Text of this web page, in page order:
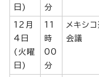
日)
分
12月
4日
(火曜
日)
11
時
00
分
メキシ
会議